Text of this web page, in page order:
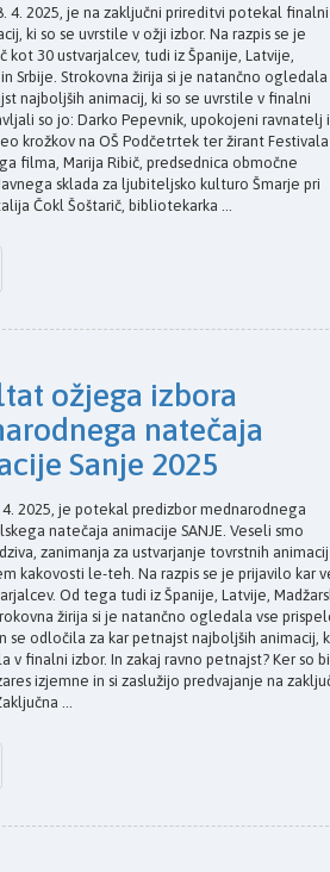
4. 2025, je na zaključni prireditvi potekal finalni
ki so se uvrstile v ožji izbor. Na razpis se je
kot 30 ustvarjalcev, tudi iz Španije, Latvije,
Srbije. Strokovna žirija si je natančno ogledala
najboljših animacij, ki so se uvrstile v finalni
so jo: Darko Pepevnik, upokojeni ravnatelj
krožkov na OŠ Podčetrtek ter žirant Festivala
filma, Marija Ribič, predsednica območne
sklada za ljubiteljsko kulturo Šmarje pri
Čokl Šoštarič, bibliotekarka ...
ožjega izbora
natečaja
Sanje 2025
2025, je potekal predizbor mednarodnega
natečaja animacije SANJE. Veseli smo
zanimanja za ustvarjanje tovrstnih animacij
kakovosti le-teh. Na razpis se je prijavilo kar
Od tega tudi iz Španije, Latvije,
žirija si je natančno ogledala vse
se odločila za kar petnajst najboljših animacij,
v finalni izbor. In zakaj ravno petnajst? Ker so
izjemne in si zaslužijo predvajanje na
...